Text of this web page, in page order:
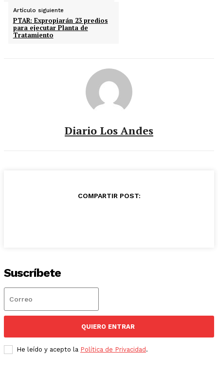
Artículo siguiente
PTAR: Expropiarán 23 predios
para ejecutar Planta de
Tratamiento
Diario Los Andes
COMPARTIR POST:
Suscríbete
QUIERO ENTRAR
He leído y acepto la Política de Privacidad.